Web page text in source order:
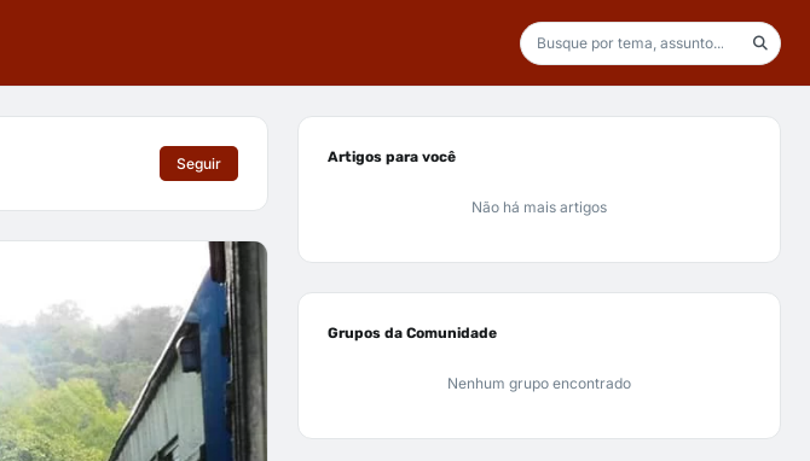
Seguir Artigos para você
Não há mais artigos
Grupos da Comunidade
Nenhum grupo encontrado